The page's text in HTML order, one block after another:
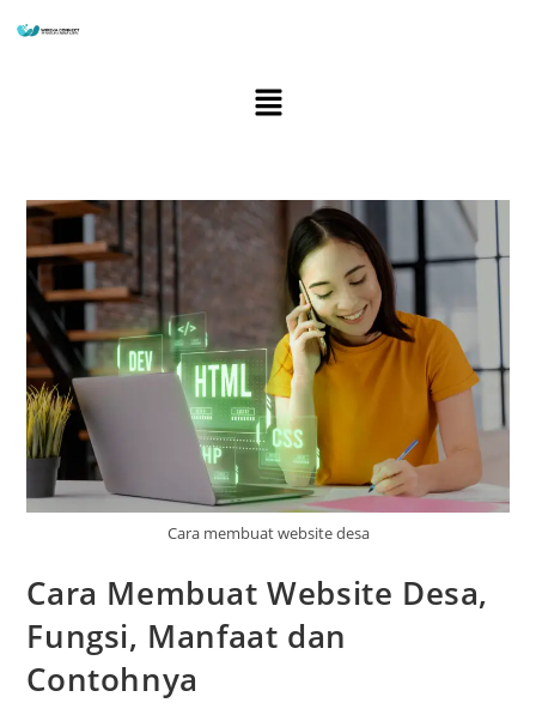
Cara membuat website desa​
Cara Membuat Website Desa,
Fungsi, Manfaat dan
Contohnya